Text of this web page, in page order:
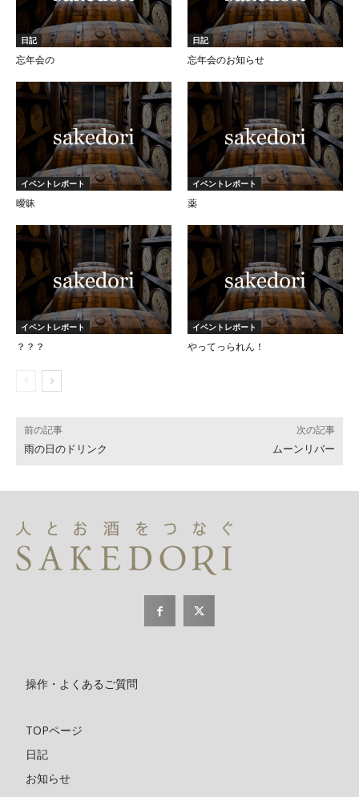
日記
忘年会の
日記
忘年会のお知らせ
イベントレポート
曖昧
イベントレポート
薬
イベントレポート
？？？
イベントレポート
やってっられん！
前の記事
雨の日のドリンク
次の記事
ムーンリバー
操作・よくあるご質問
TOPページ
日記
お知らせ